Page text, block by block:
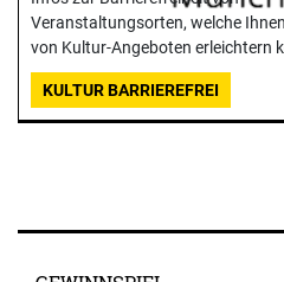
Veranstaltungsorten, welche
von Kultur-Angeboten erleichtern
KULTUR BARRIEREFREI